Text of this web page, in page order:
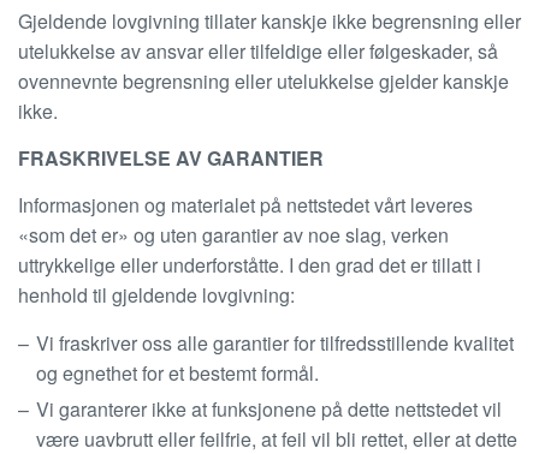
Gjeldende lovgivning tillater kanskje ikke begrensning eller
utelukkelse av ansvar eller tilfeldige eller følgeskader, så
ovennevnte begrensning eller utelukkelse gjelder kanskje
ikke.
FRASKRIVELSE AV GARANTIER
Informasjonen og materialet på nettstedet vårt leveres
«som det er» og uten garantier av noe slag, verken
uttrykkelige eller underforståtte. I den grad det er tillatt i
henhold til gjeldende lovgivning:
Vi fraskriver oss alle garantier for tilfredsstillende kvalitet
og egnethet for et bestemt formål.
Vi garanterer ikke at funksjonene på dette nettstedet vil
være uavbrutt eller feilfrie, at feil vil bli rettet, eller at dette